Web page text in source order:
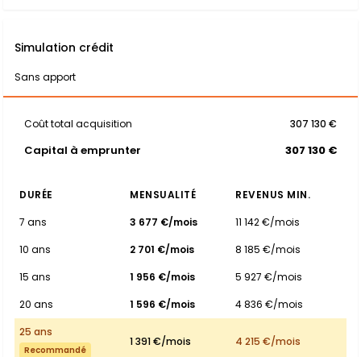
Simulation crédit
Sans apport
Coût total acquisition 307 130 €
Capital à emprunter 307 130 €
DURÉE MENSUALITÉ
REVENUS MIN.
7 ans
3 677 €/mois
11 142 €/mois
10 ans
2 701 €/mois
8 185 €/mois
15 ans
1 956 €/mois
5 927 €/mois
20 ans
1 596 €/mois
4 836 €/mois
25 ans
Recommandé
1 391 €/mois 4 215 €/mois